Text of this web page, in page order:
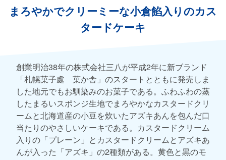
まろやかでクリーミーな小倉餡入りのカス
タードケーキ
創業明治38年の株式会社三八が平成2年に新ブランド
「札幌菓子處 菓か舎」のスタートとともに発売しま
した地元でもお馴染みのお菓子である。ふわふわの蒸
したまるいスポンジ生地でまろやかなカスタードクリ
ームと北海道産の小豆を炊いたアズキあんを包んだ口
当たりのやさしいケーキである。カスタードクリーム
入りの「プレーン」とカスタードクリームとアズキあ
んが入った「アズキ」の2種類がある。黄色と黒のモ